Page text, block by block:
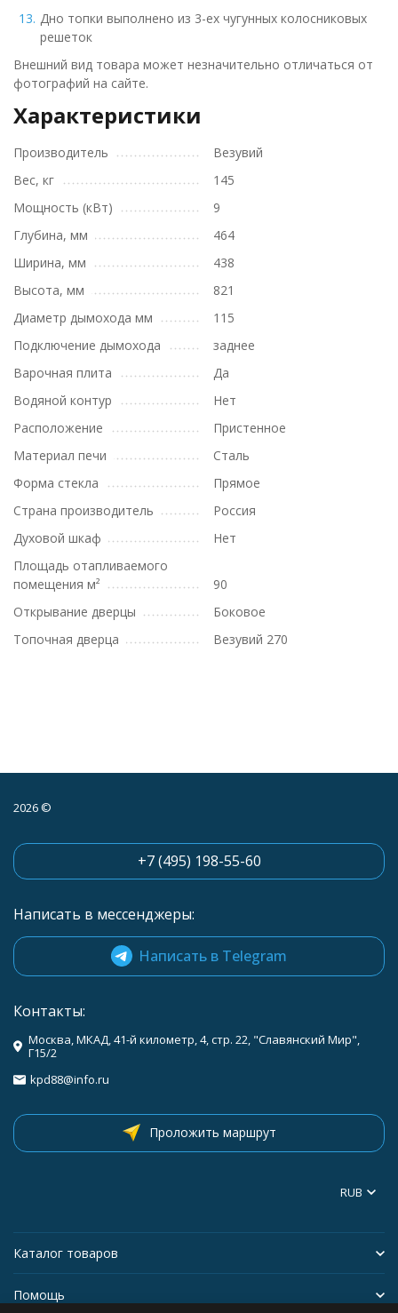
Дно топки выполнено из 3-ех чугунных колосниковых
решеток
Внешний вид товара может незначительно отличаться от
фотографий на сайте.
Характеристики
Производитель
Везувий
Вес, кг
145
Мощность (кВт)
9
Глубина, мм
464
Ширина, мм
438
Высота, мм
821
Диаметр дымохода мм
115
Подключение дымохода
заднее
Варочная плита
Да
Водяной контур
Нет
Расположение
Пристенное
Материал печи
Сталь
Форма стекла
Прямое
Страна производитель
Россия
Духовой шкаф
Нет
Площадь отапливаемого
помещения м²
90
Открывание дверцы
Боковое
Топочная дверца
Везувий 270
2026 ©
+7 (495) 198-55-60
Написать в мессенджеры:
Написать в Telegram
Контакты:
Москва, МКАД, 41-й километр, 4, стр. 22, "Славянский Мир",
Г15/2
kpd88@info.ru
Проложить маршрут
RUB
Каталог товаров
Помощь